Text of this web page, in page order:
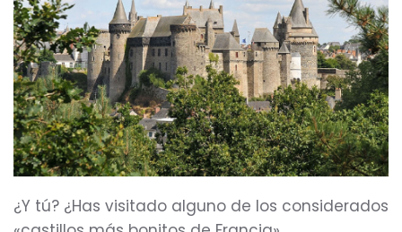
¿Y tú? ¿Has visitado alguno de los considerados